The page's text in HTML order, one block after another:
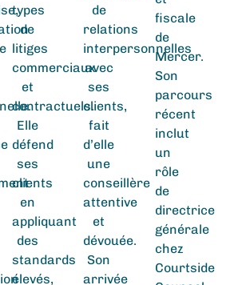
types
de
litiges
commerciaux
et
contractuels.
Elle
défend
ses
clients
en
appliquant
des
standards
élevés,
de
relations
interpersonnelles
avec
ses
clients,
fait
d’elle
une
conseillère
attentive
et
dévouée.
Son
arrivée
fiscale
de
Mercer.
Son
parcours
récent
inclut
un
rôle
de
directrice
générale
chez
Courtside